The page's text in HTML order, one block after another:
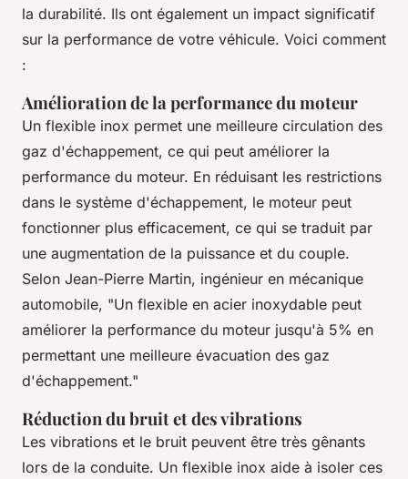
la durabilité. Ils ont également un impact significatif
sur la performance de votre véhicule. Voici comment
:
Amélioration de la performance du moteur
Un flexible inox permet une meilleure circulation des
gaz d'échappement, ce qui peut améliorer la
performance du moteur. En réduisant les restrictions
dans le système d'échappement, le moteur peut
fonctionner plus efficacement, ce qui se traduit par
une augmentation de la puissance et du couple.
Selon Jean-Pierre Martin, ingénieur en mécanique
automobile, "Un flexible en acier inoxydable peut
améliorer la performance du moteur jusqu'à 5% en
permettant une meilleure évacuation des gaz
d'échappement."
Réduction du bruit et des vibrations
Les vibrations et le bruit peuvent être très gênants
lors de la conduite. Un flexible inox aide à isoler ces